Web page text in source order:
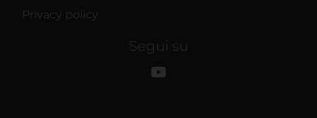
Privacy policy
Segui su